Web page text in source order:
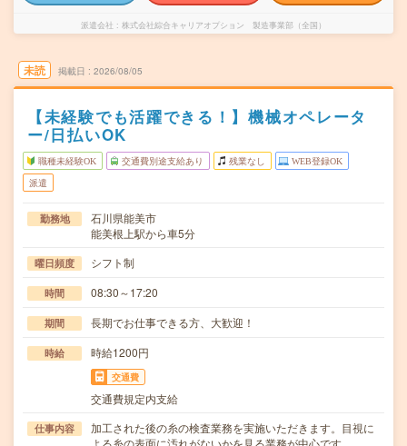
派遣会社 株式会社綜合キャリアオプション 製造事業部（全国）
未読 掲載日 2026/08/05
【未経験でも活躍できる！】機械オペレータ
ー/日払いOK
職種未経験OK 交通費別途支給あり 残業なし WEB登録OK
派遣
勤務地
石川県能美市
能美根上駅から車5分
曜日頻度 シフト制
時間 08:30～17:20
期間 長期でお仕事できる方、大歓迎！
時給 時給1200円
交通費
交通費規定内支給
仕事内容
加工された後の糸の検査業務を実施いただきます。目視に
よる糸の表面に汚れがないかを見る業務が中心です。…